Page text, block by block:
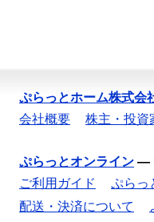
ぷらっとホーム株式会
会社概要
株主・投資
ぷらっとオンライン —
ご利用ガイド
ぷらっ
配送・決済について